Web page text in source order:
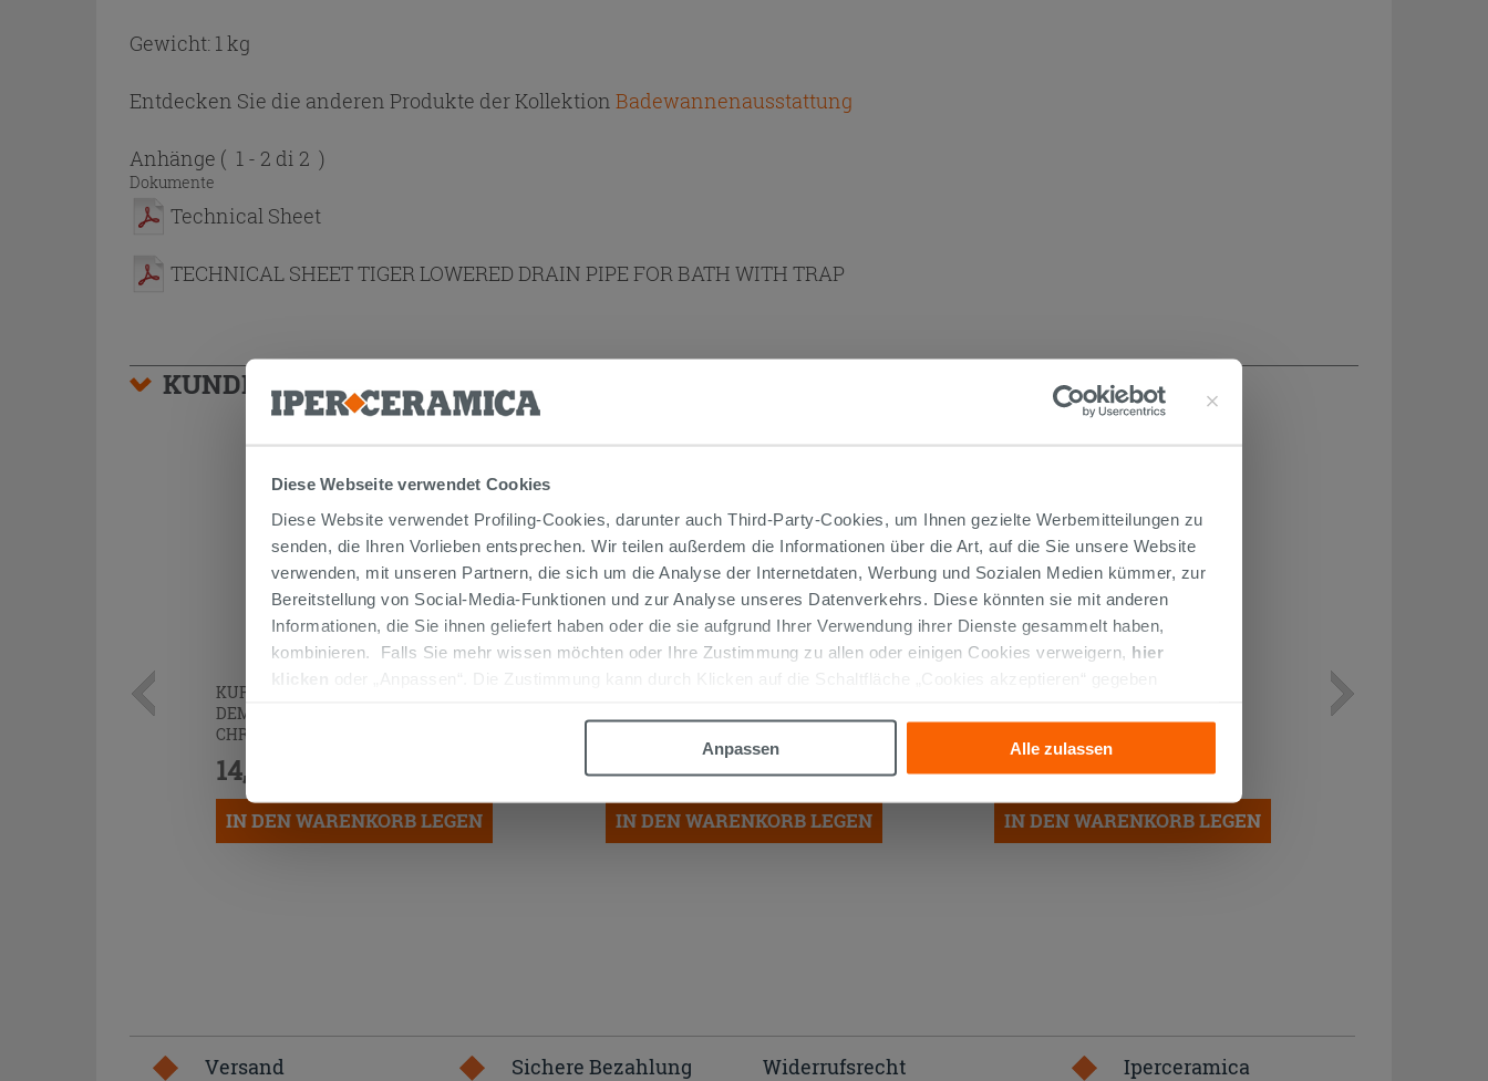
Diese Webseite verwendet Cookies
Diese Website verwendet Profiling-Cookies, darunter auch Third-Party-Cookies, um Ihnen gezielte Werbemitteilungen zu
senden, die Ihren Vorlieben entsprechen. Wir teilen außerdem die Informationen über die Art, auf die Sie unsere Website
verwenden, mit unseren Partnern, die sich um die Analyse der Internetdaten, Werbung und Sozialen Medien kümmer, zur
Bereitstellung von Social-Media-Funktionen und zur Analyse unseres Datenverkehrs. Diese könnten sie mit anderen
Informationen, die Sie ihnen geliefert haben oder die sie aufgrund Ihrer Verwendung ihrer Dienste gesammelt haben,
kombinieren. Falls Sie mehr wissen möchten oder Ihre Zustimmung zu allen oder einigen Cookies verweigern, hier
klicken
oder „Anpassen“. Die Zustimmung kann durch Klicken auf die Schaltfläche „Cookies akzeptieren“ gegeben
Anpassen
Alle zulassen
Gewicht: 1 kg
Entdecken Sie die anderen Produkte der Kollektion Badewannenausstattung
Anhänge ( 1 - 2 di 2 )
Dokumente
Technical Sheet
TECHNICAL SHEET TIGER LOWERED DRAIN PIPE FOR BATH WITH TRAP
KUNDEN, DIE DIESEN ARTIKEL GEKAUFT HABEN, KAUFTEN AUCH...
KURVENPAAR ZUR MONTAGE UNTER
DEM WASCHBECKEN 45° MESSING
CHROM
14,90 €
IN DEN WARENKORB LEGEN
19,90 € /STK.
IN DEN WARENKORB LEGEN
8,50 € /STK.
IN DEN WARENKORB LEGEN
Versand Sichere Bezahlung Widerrufsrecht Iperceramica